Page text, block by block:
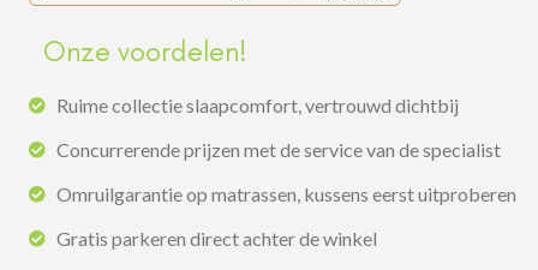
Onze voordelen!
Ruime collectie slaapcomfort, vertrouwd dichtbij
Concurrerende prijzen met de service van de specialist
Omruilgarantie op matrassen, kussens eerst uitproberen
Gratis parkeren direct achter de winkel